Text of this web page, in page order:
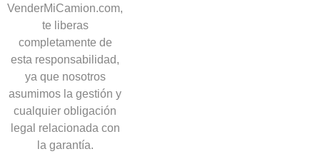
VenderMiCamion.com,
te liberas
completamente de
esta responsabilidad,
ya que nosotros
asumimos la gestión y
cualquier obligación
legal relacionada con
la garantía.